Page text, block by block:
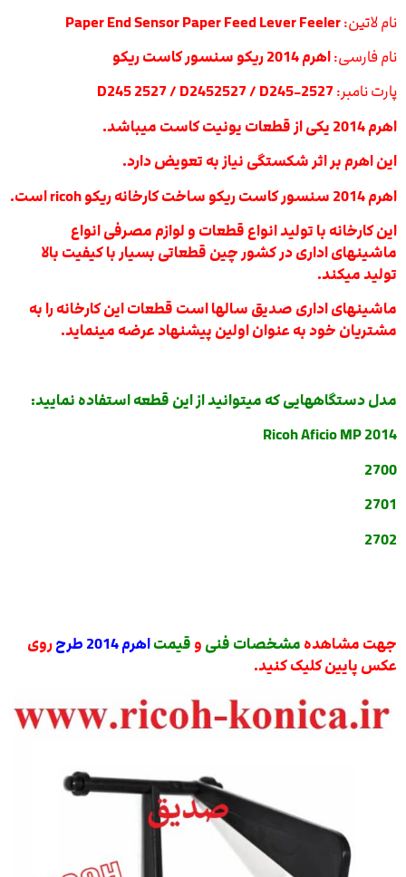
نام لاتین:Paper End Sensor Paper Feed Lever Feeler
نام فارسی:اهرم 2014 ریکو سنسور کاست ریکو
پارت نامبر:
اهرم 2014 یکی از قطعات یونیت کاست میباشد.
این اهرم بر اثر شکستگی نیاز به تعویض دارد.
اهرم 2014 سنسور کاست ریکو ساخت کارخانه ریکو ricoh است.
این کارخانه با تولید انواع قطعات و لوازم مصرفی انواع
ماشینهای اداری در کشور چین قطعاتی بسیار با کیفیت بالا
تولید میکند.
ماشینهای اداری صدیق سالها است قطعات این کارخانه را به
مشتریان خود به عنوان اولین پیشنهاد عرضه مینماید.
مدل دستگاههایی که میتوانید از این قطعه استفاده نمایید:
Ricoh Aficio MP 2014
2700
2701
2702
جهت مشاهده مشخصات فنی و قیمتاهرم 2014 طرح
روی
عکس پایین کلیک کنید.